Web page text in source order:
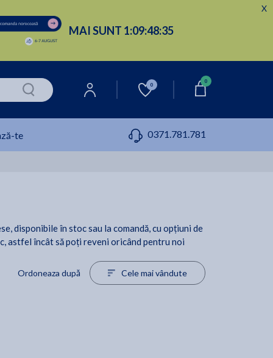
MAI SUNT 1:09:48:34
X
0
0
te 0371.781.781
disponibile în stoc sau la comandă, cu opțiuni de
astfel încât să poți reveni oricând pentru noi
Ordoneaza după Cele mai vândute